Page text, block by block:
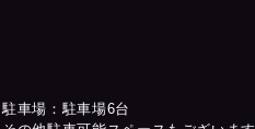
駐車場：駐車場6台